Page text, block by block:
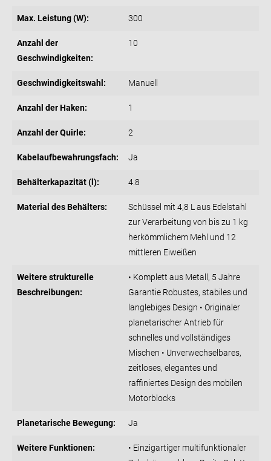
Max. Leistung (W): 300
Anzahl der
Geschwindigkeiten:
10
Geschwindigkeitswahl: Manuell
Anzahl der Haken: 1
Anzahl der Quirle: 2
Kabelaufbewahrungsfach: Ja
Behälterkapazität (l): 4.8
Material des Behälters:
Schüssel mit 4,8 L aus Edelstahl
zur Verarbeitung von bis zu 1 kg
herkömmlichem Mehl und 12
mittleren Eiweißen
Weitere strukturelle
Beschreibungen:
• Komplett aus Metall, 5 Jahre
Garantie Robustes, stabiles und
langlebiges Design • Originaler
planetarischer Antrieb für
schnelles und vollständiges
Mischen • Unverwechselbares,
zeitloses, elegantes und
raffiniertes Design des mobilen
Motorblocks
Planetarische Bewegung: Ja
Weitere Funktionen:
• Einzigartiger multifunktionaler